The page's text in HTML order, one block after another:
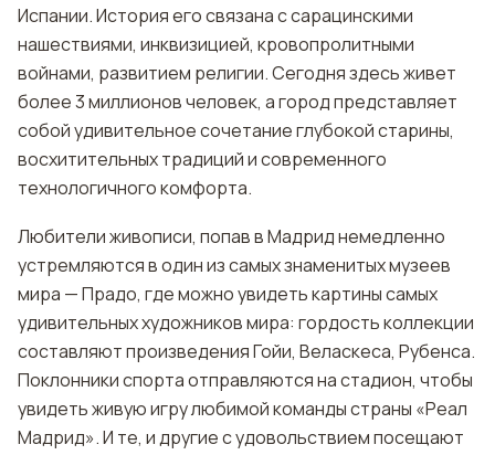
Испании. История его связана с сарацинскими
нашествиями, инквизицией, кровопролитными
войнами, развитием религии. Сегодня здесь живет
более 3 миллионов человек, а город представляет
собой удивительное сочетание глубокой старины,
восхитительных традиций и современного
технологичного комфорта.
Любители живописи, попав в Мадрид немедленно
устремляются в один из самых знаменитых музеев
мира — Прадо, где можно увидеть картины самых
удивительных художников мира: гордость коллекции
составляют произведения Гойи, Веласкеса, Рубенса.
Поклонники спорта отправляются на стадион, чтобы
увидеть живую игру любимой команды страны «Реал
Мадрид». И те, и другие с удовольствием посещают